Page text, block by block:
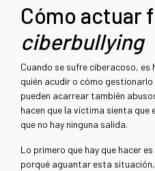
Cómo actuar
ciberbullying
Cuando se sufre ciberacoso, es
quién acudir o cómo
pueden acarrear también
hacen que la víctima sienta que
que no hay ninguna salida.
Lo primero que hay que hacer
porqué aguantar esta situación,